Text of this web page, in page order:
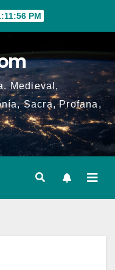
PM
Medieval,
Sacra, Profana,